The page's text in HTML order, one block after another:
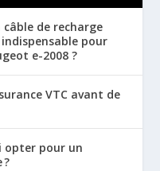
de recharge
pour
e-2008 ?
VTC avant de
opter pour un
?